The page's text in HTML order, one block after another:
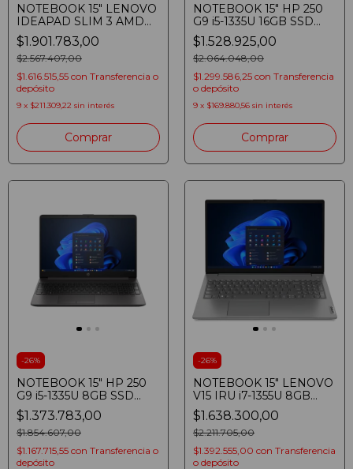
NOTEBOOK 15" LENOVO
IDEAPAD SLIM 3 AMD
RYZEN 7 7735HS 16GB
SSD 512GB WUXGA
LUNA GREY
$1.901.783,00
$2.567.407,00
$1.616.515,55 con Transferencia o
depósito
9 x $211.309,22 sin interés
NOTEBOOK 15" HP 250
G9 i5-1335U 16GB SSD
512GB HD WINDOWS 11
GRIS OSCURO
$1.528.925,00
$2.064.048,00
$1.299.586,25 con Transferencia
o depósito
9 x $169.880,56 sin interés
-26%
NOTEBOOK 15" HP 250
G9 i5-1335U 8GB SSD
512GB HD WINDOWS 11
GRIS OSCURO
$1.373.783,00
$1.854.607,00
$1.167.715,55 con Transferencia o
depósito
-26%
NOTEBOOK 15" LENOVO
V15 IRU i7-1355U 8GB
SSD 512GB FULLHD
IRON GREY
$1.638.300,00
$2.211.705,00
$1.392.555,00 con Transferencia
o depósito